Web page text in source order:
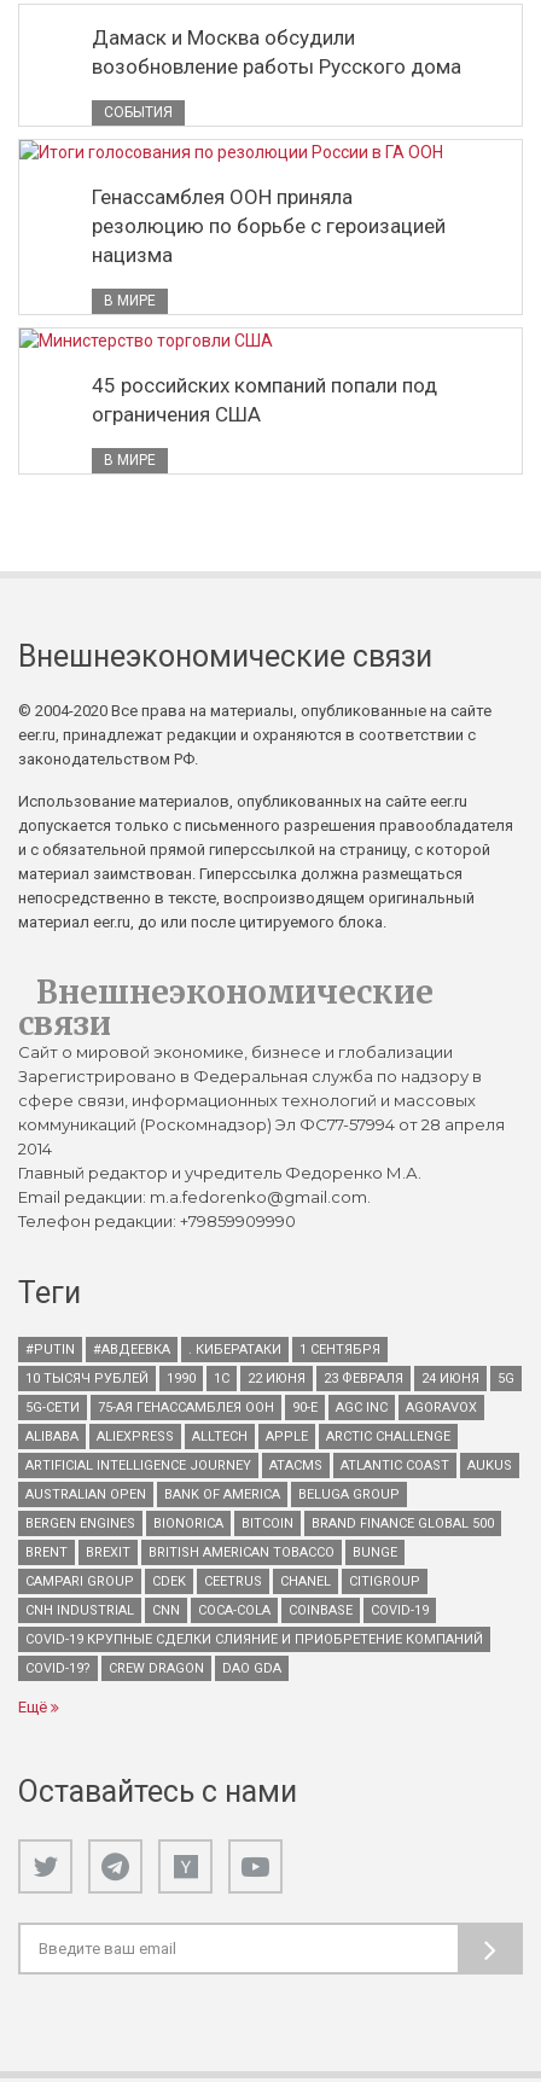
Дамаск и Москва обсудили
возобновление работы Русского дома
СОБЫТИЯ
Генассамблея ООН приняла
резолюцию по борьбе с героизацией
нацизма
В МИРЕ
45 российских компаний попали под
ограничения США
В МИРЕ
Внешнеэкономические связи
© 2004-2020 Все права на материалы, опубликованные на сайте
eer.ru, принадлежат редакции и охраняются в соответствии с
законодательством РФ.
Использование материалов, опубликованных на сайте eer.ru
допускается только с письменного разрешения правообладателя
и с обязательной прямой гиперссылкой на страницу, с которой
материал заимствован. Гиперссылка должна размещаться
непосредственно в тексте, воспроизводящем оригинальный
материал eer.ru, до или после цитируемого блока.
Внешнеэкономические
связи
Сайт о мировой экономике, бизнесе и глобализации
Зарегистрировано в Федеральная служба по надзору в
сфере связи, информационных технологий и массовых
коммуникаций (Роскомнадзор) Эл ФС77-57994 от 28 апреля
2014
Главный редактор и учредитель Федоренко М.А.
Email редакции: m.a.fedorenko@gmail.com.
Телефон редакции: +79859909990
Теги
#PUTIN #АВДЕЕВКА . КИБЕРАТАКИ
1 СЕНТЯБРЯ
10 ТЫСЯЧ РУБЛЕЙ
1990 1С 22 ИЮНЯ 23 ФЕВРАЛЯ 24 ИЮНЯ
5G
5G-СЕТИ
75-АЯ ГЕНАССАМБЛЕЯ ООН 90-Е AGC INC
AGORAVOX
ALIBABA
ALIEXPRESS ALLTECH APPLE
ARCTIC CHALLENGE
ARTIFICIAL INTELLIGENCE JOURNEY
ATACMS ATLANTIC COAST
AUKUS
AUSTRALIAN OPEN
BANK OF AMERICA
BELUGA GROUP
BERGEN ENGINES
BIONORICA BITCOIN
BRAND FINANCE GLOBAL 500
BRENT
BREXIT BRITISH AMERICAN TOBACCO
BUNGE
CAMPARI GROUP
CDEK CEETRUS CHANEL
CITIGROUP
CNH INDUSTRIAL
CNN COCA-COLA COINBASE
COVID-19
COVID-19 КРУПНЫЕ СДЕЛКИ СЛИЯНИЕ И ПРИОБРЕТЕНИЕ КОМПАНИЙ
COVID-19?
CREW DRAGON DAO GDA
Ещё
Оставайтесь с нами